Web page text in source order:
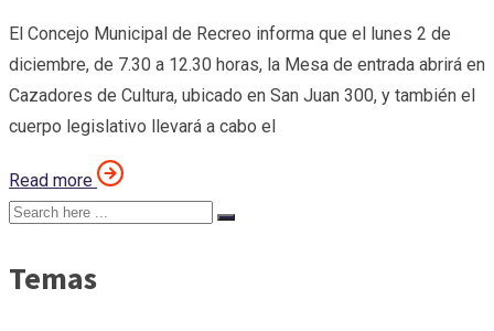
El Concejo Municipal de Recreo informa que el lunes 2 de
diciembre, de 7.30 a 12.30 horas, la Mesa de entrada abrirá en
Cazadores de Cultura, ubicado en San Juan 300, y también el
cuerpo legislativo llevará a cabo el
Read more
Temas